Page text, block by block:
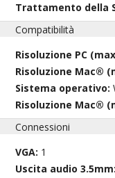
Trattamento della
Compatibilità
Risoluzione PC
Risoluzione Mac®
Sistema operativo:
Risoluzione Mac®
Connessioni
VGA: 1
Uscita audio 3.5mm: